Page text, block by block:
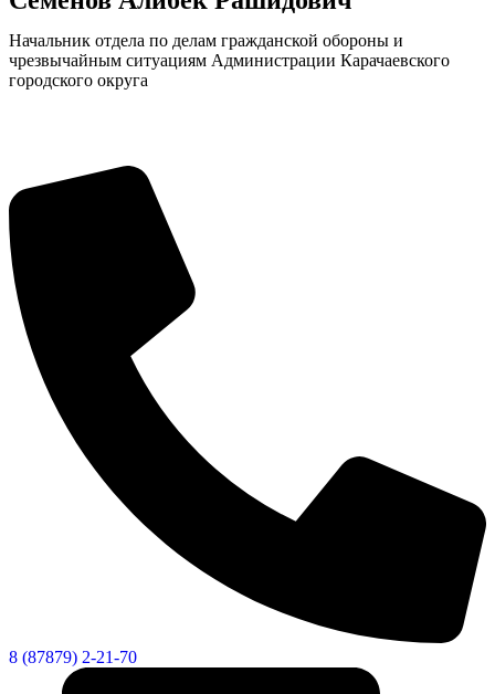
Начальник отдела по делам гражданской обороны и
чрезвычайным ситуациям Администрации Карачаевского
городского округа
8 (87879) 2-21-70